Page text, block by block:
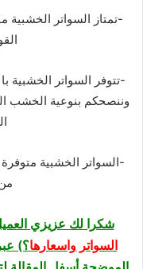
-تمتاز السواتر الخشبية
-تتوفر السواتر الخشبية
وننصحكم بنوعية الخشب
-السواتر الخشبية متوفرة
من 180
شكرا لك عزيزي
السواتر واسعارها؟)